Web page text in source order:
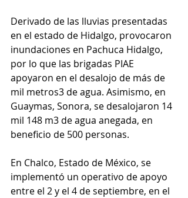
Derivado de las lluvias presentadas
en el estado de Hidalgo, provocaron
inundaciones en Pachuca Hidalgo,
por lo que las brigadas PIAE
apoyaron en el desalojo de más de
mil metros3 de agua. Asimismo, en
Guaymas, Sonora, se desalojaron 14
mil 148 m3 de agua anegada, en
beneficio de 500 personas.
En Chalco, Estado de México, se
implementó un operativo de apoyo
entre el 2 y el 4 de septiembre, en el